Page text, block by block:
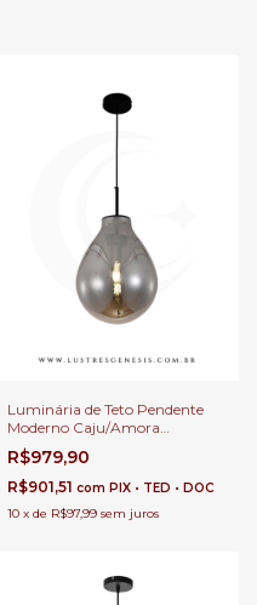
Luminária de Teto Pendente
Moderno Caju/Amora
Ø30x40H Vidro Fumê Smoky
Para Sala de Jantar e Pé Direito
Duplo
R$979,90
R$901,51 com PIX • TED • DOC
10 x de R$97,99 sem juros